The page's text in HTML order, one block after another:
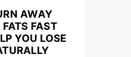
AWAY
FAST
YOU LOSE